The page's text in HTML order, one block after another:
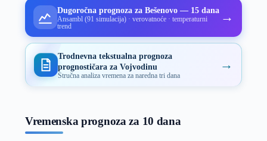
Dugoročna prognoza za Bešenovo — 15 dana
Ansambl (91 simulacija) · verovatnoće · temperaturni
trend
→
Trodnevna tekstualna prognoza
prognostičara za Vojvodinu
Stručna analiza vremena za naredna tri dana
→
Vremenska prognoza za 10 dana